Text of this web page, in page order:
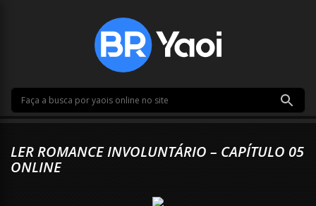
LER ROMANCE INVOLUNTÁRIO – CAPÍTULO 05
ONLINE